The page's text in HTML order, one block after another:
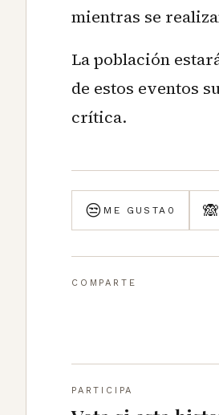
mientras se
La población
de estos eventos
crítica.
😒 ME GUSTA 0 🙈
COMPARTE
PARTICIPA